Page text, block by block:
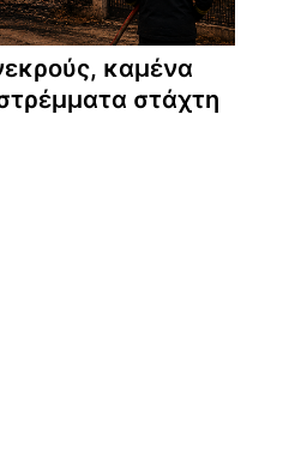
καμένα
στρέμματα στάχτη